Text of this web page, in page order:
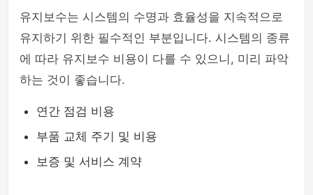
유지보수는 시스템의 수명과 효율성을 지속적으로
유지하기 위한 필수적인 부분입니다. 시스템의 종류
에 따라 유지보수 비용이 다를 수 있으니, 미리 파악
하는 것이 좋습니다.
연간 점검 비용
부품 교체 주기 및 비용
보증 및 서비스 계약